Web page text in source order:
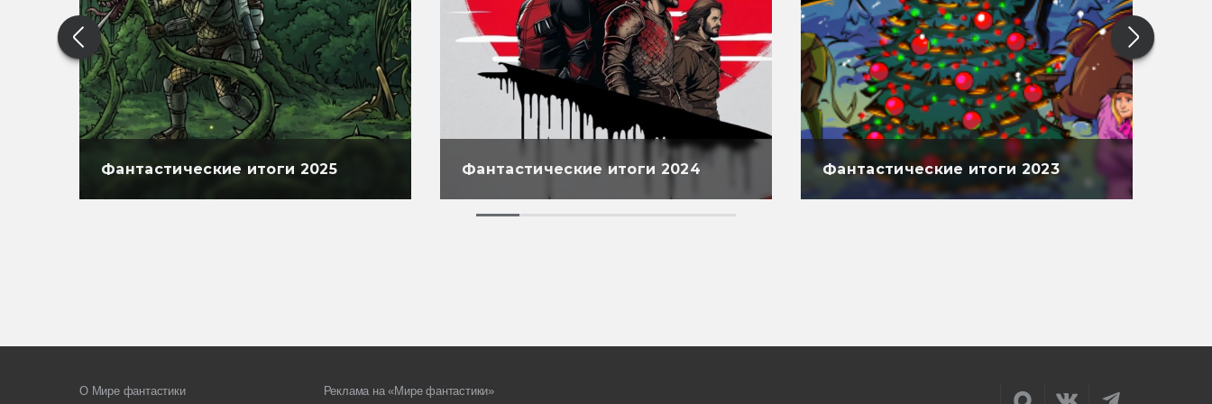
Фантастические итоги 2025 Фантастические итоги 2024 Фантастические итоги 2023
О Мире фантастики Реклама на «Мире фантастики»